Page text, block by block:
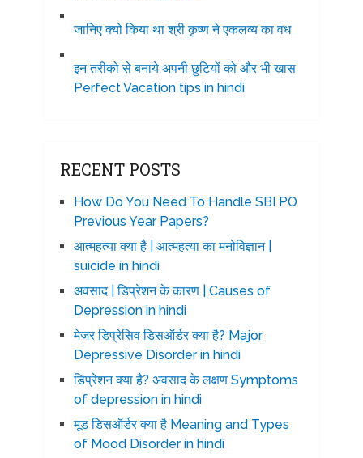
जानिए क्यो किया था श्री कृष्ण ने एकलव्य का वध
इन तरीको से बनाये अपनी छुटियों को और भी खास
Perfect Vacation tips in hindi
RECENT POSTS
How Do You Need To Handle SBI PO
Previous Year Papers?
आत्महत्या क्या है | आत्महत्या का मनोविज्ञान |
suicide in hindi
अवसाद | डिप्रेशन के कारण | Causes of
Depression in hindi
मेजर डिप्रेसिव डिसऑर्डर क्या है? Major
Depressive Disorder in hindi
डिप्रेशन क्या है? अवसाद के लक्षण Symptoms
of depression in hindi
मूड डिसऑर्डर क्या है Meaning and Types
of Mood Disorder in hindi